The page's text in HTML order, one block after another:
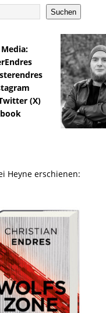
Suchen
(X)
Heyne erschienen: